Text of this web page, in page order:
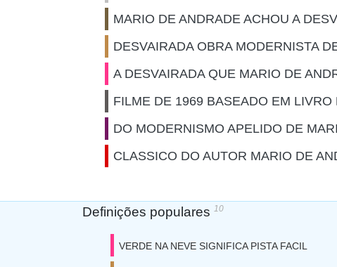
MARIO DE ANDRADE ACHOU A
DESVAIRADA OBRA MODERNISTA
A DESVAIRADA QUE MARIO DE
FILME DE 1969 BASEADO EM
DO MODERNISMO APELIDO DE
CLASSICO DO AUTOR MARIO DE
Definições populares 10
VERDE NA NEVE SIGNIFICA PISTA FACIL